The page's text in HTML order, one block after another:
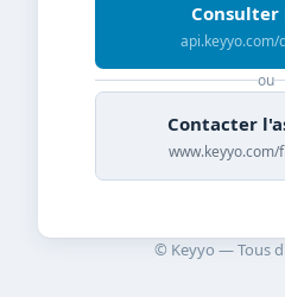
Consulter
api.keyyo.com/
ou
Contacter
www.keyyo.com/
© Keyyo — Tous